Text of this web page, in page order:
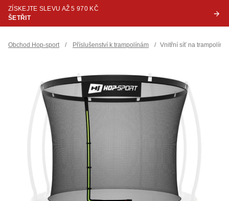
ZÍSKEJTE SLEVU AŽ 5 970 KČ
ŠETŘIT
Obchod Hop-sport / Příslušenství k trampolínám / Vnitřní síť na trampolínu